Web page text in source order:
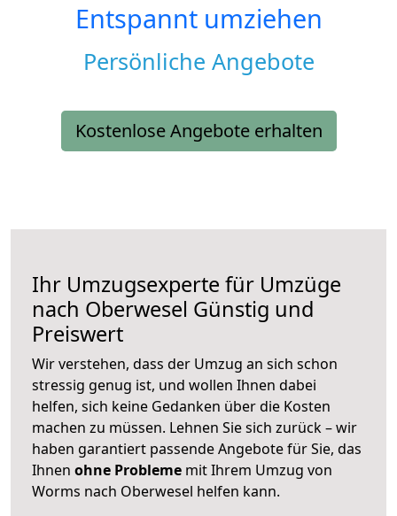
Entspannt umziehen
Persönliche Angebote
Kostenlose Angebote erhalten
Ihr Umzugsexperte für Umzüge
nach Oberwesel Günstig und
Preiswert
Wir verstehen, dass der Umzug an sich schon
stressig genug ist, und wollen Ihnen dabei
helfen, sich keine Gedanken über die Kosten
machen zu müssen. Lehnen Sie sich zurück – wir
haben garantiert passende Angebote für Sie, das
Ihnen ohne Probleme mit Ihrem Umzug von
Worms nach Oberwesel helfen kann.